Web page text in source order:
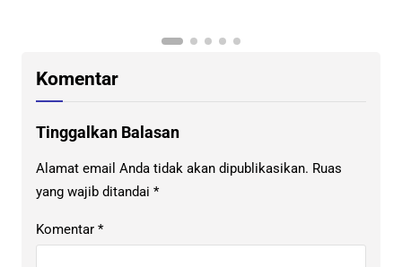
Komentar
Tinggalkan Balasan
Alamat email Anda tidak akan dipublikasikan. Ruas
yang wajib ditandai *
Komentar *